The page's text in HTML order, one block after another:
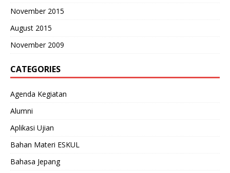
November 2015
August 2015
November 2009
CATEGORIES
Agenda Kegiatan
Alumni
Aplikasi Ujian
Bahan Materi ESKUL
Bahasa Jepang